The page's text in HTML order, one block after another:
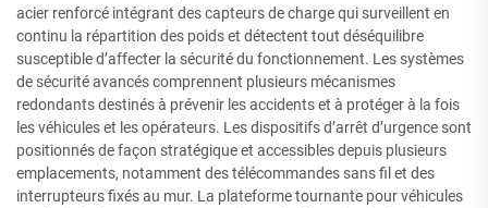
acier renforcé intégrant des capteurs de charge qui surveillent en
continu la répartition des poids et détectent tout déséquilibre
susceptible d’affecter la sécurité du fonctionnement. Les systèmes
de sécurité avancés comprennent plusieurs mécanismes
redondants destinés à prévenir les accidents et à protéger à la fois
les véhicules et les opérateurs. Les dispositifs d’arrêt d’urgence sont
positionnés de façon stratégique et accessibles depuis plusieurs
emplacements, notamment des télécommandes sans fil et des
interrupteurs fixés au mur. La plateforme tournante pour véhicules